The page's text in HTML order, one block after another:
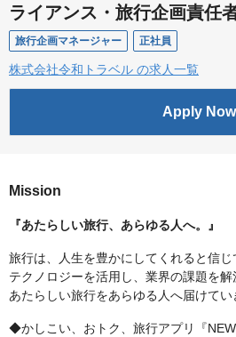
ライアンス・旅行企画責任
旅行企画マネージャー 正社員
株式会社令和トラベル の求人一覧
Apply Now
Mission
『あたらしい旅行、あらゆる人へ。』
旅行は、人生を豊かにしてくれると信じ
テクノロジーを活用し、業界の課題を解
あたらしい旅行をあらゆる人へ届けてい
◆かしこい、おトク、旅行アプリ『